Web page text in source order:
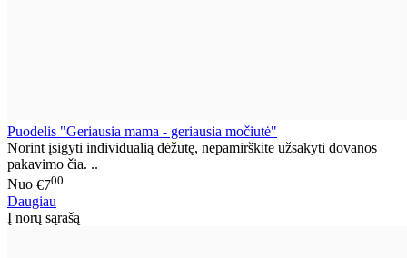
Puodelis "Geriausia mama - geriausia močiutė"
Norint įsigyti individualią dėžutę, nepamirškite užsakyti dovanos
pakavimo čia. ..
Nuo €700
Daugiau
Į norų sąrašą